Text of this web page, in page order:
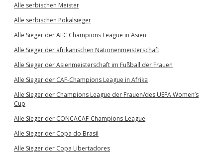
Alle serbischen Meister
Alle serbischen Pokalsieger
Alle Sieger der AFC Champions League in Asien
Alle Sieger der afrikanischen Nationenmeisterschaft
Alle Sieger der Asienmeisterschaft im Fußball der Frauen
Alle Sieger der CAF-Champions League in Afrika
Alle Sieger der Champions League der Frauen/des UEFA Women’s
Cup
Alle Sieger der CONCACAF-Champions-League
Alle Sieger der Copa do Brasil
Alle Sieger der Copa Libertadores